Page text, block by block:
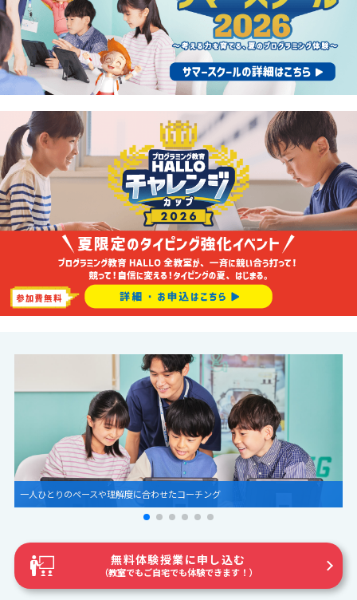
圧倒的な世界観とグラフィック
無料体験授業に申し込む
（教室でもご自宅でも体験できます！）